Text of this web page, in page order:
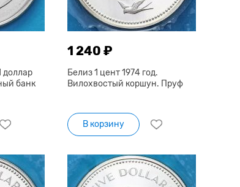
доллар
банк
1 240 ₽
Белиз 1 цент 1974 год.
Вилохвостый коршун. Пруф
В корзину